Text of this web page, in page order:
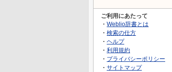
ご利用にあたって
・ Weblio辞書とは
・ 検索の仕方
・ ヘルプ
・ 利用規約
・ プライバシーポリシー
・ サイトマップ